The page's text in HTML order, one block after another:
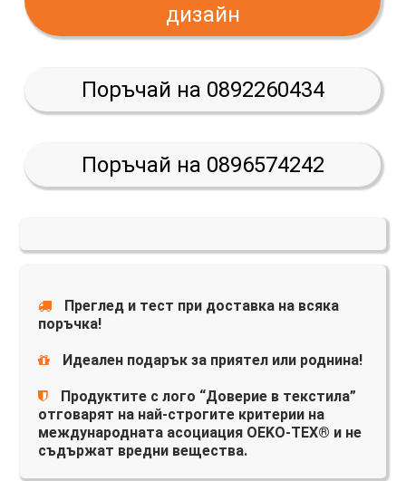
дизайн
Поръчай на 0892260434
Поръчай на 0896574242
Преглед и тест при доставка на всяка
поръчка!
Идеален подарък за приятел или роднина!
Продуктите с лого “Доверие в текстила”
отговарят на най-строгите критерии на
международната асоциация OEKO-TEX® и не
съдържат вредни вещества.